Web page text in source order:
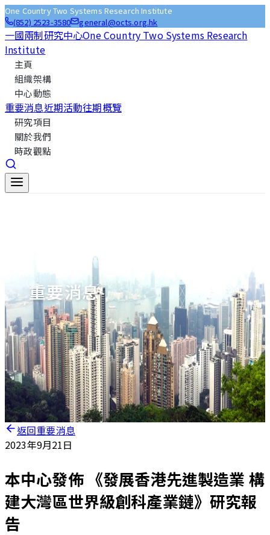
One Country Two Systems Research Institute
(852) 2523-3580
general@octs.org.hk
一國兩制研究中心One Country Two Systems Research
Institute
主頁
組織架構
中心動態
重要消息近期活動往期概覽
研究項目
關於我們
時政觀點
重要消息
返回重要消息
2023年9月21日
本中心發佈 《發展香港先進製造業 構
建大灣區世界級創科產業鏈》研究報
告